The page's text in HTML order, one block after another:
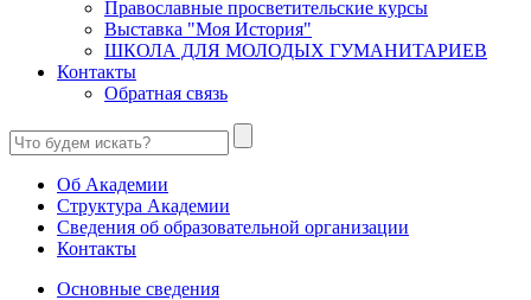
Православные просветительские курсы
Выставка "Моя История"
ШКОЛА ДЛЯ МОЛОДЫХ ГУМАНИТАРИЕВ
Контакты
Обратная связь
Об Академии
Структура Академии
Сведения об образовательной организации
Контакты
Основные сведения